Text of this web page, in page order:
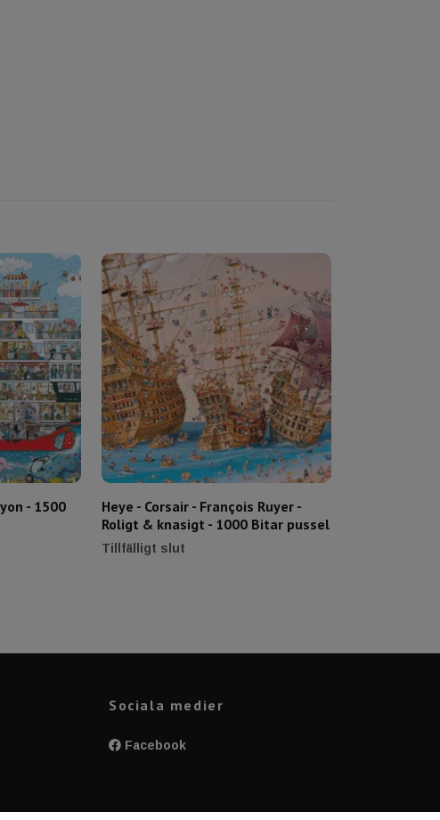
- 1500
Heye - Corsair - François Ruyer -
Roligt & knasigt - 1000 Bitar pussel
Tillfälligt slut
Sociala medier
Facebook